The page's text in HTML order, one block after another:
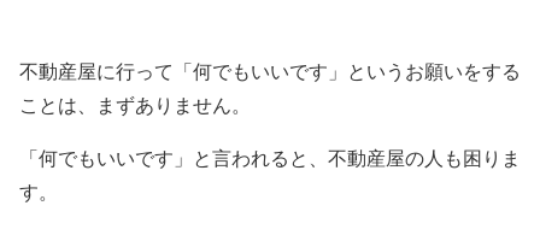
不動産屋に行って「何でもいいです」というお願いをする
ことは、まずありません。
「何でもいいです」と言われると、不動産屋の人も困りま
す。